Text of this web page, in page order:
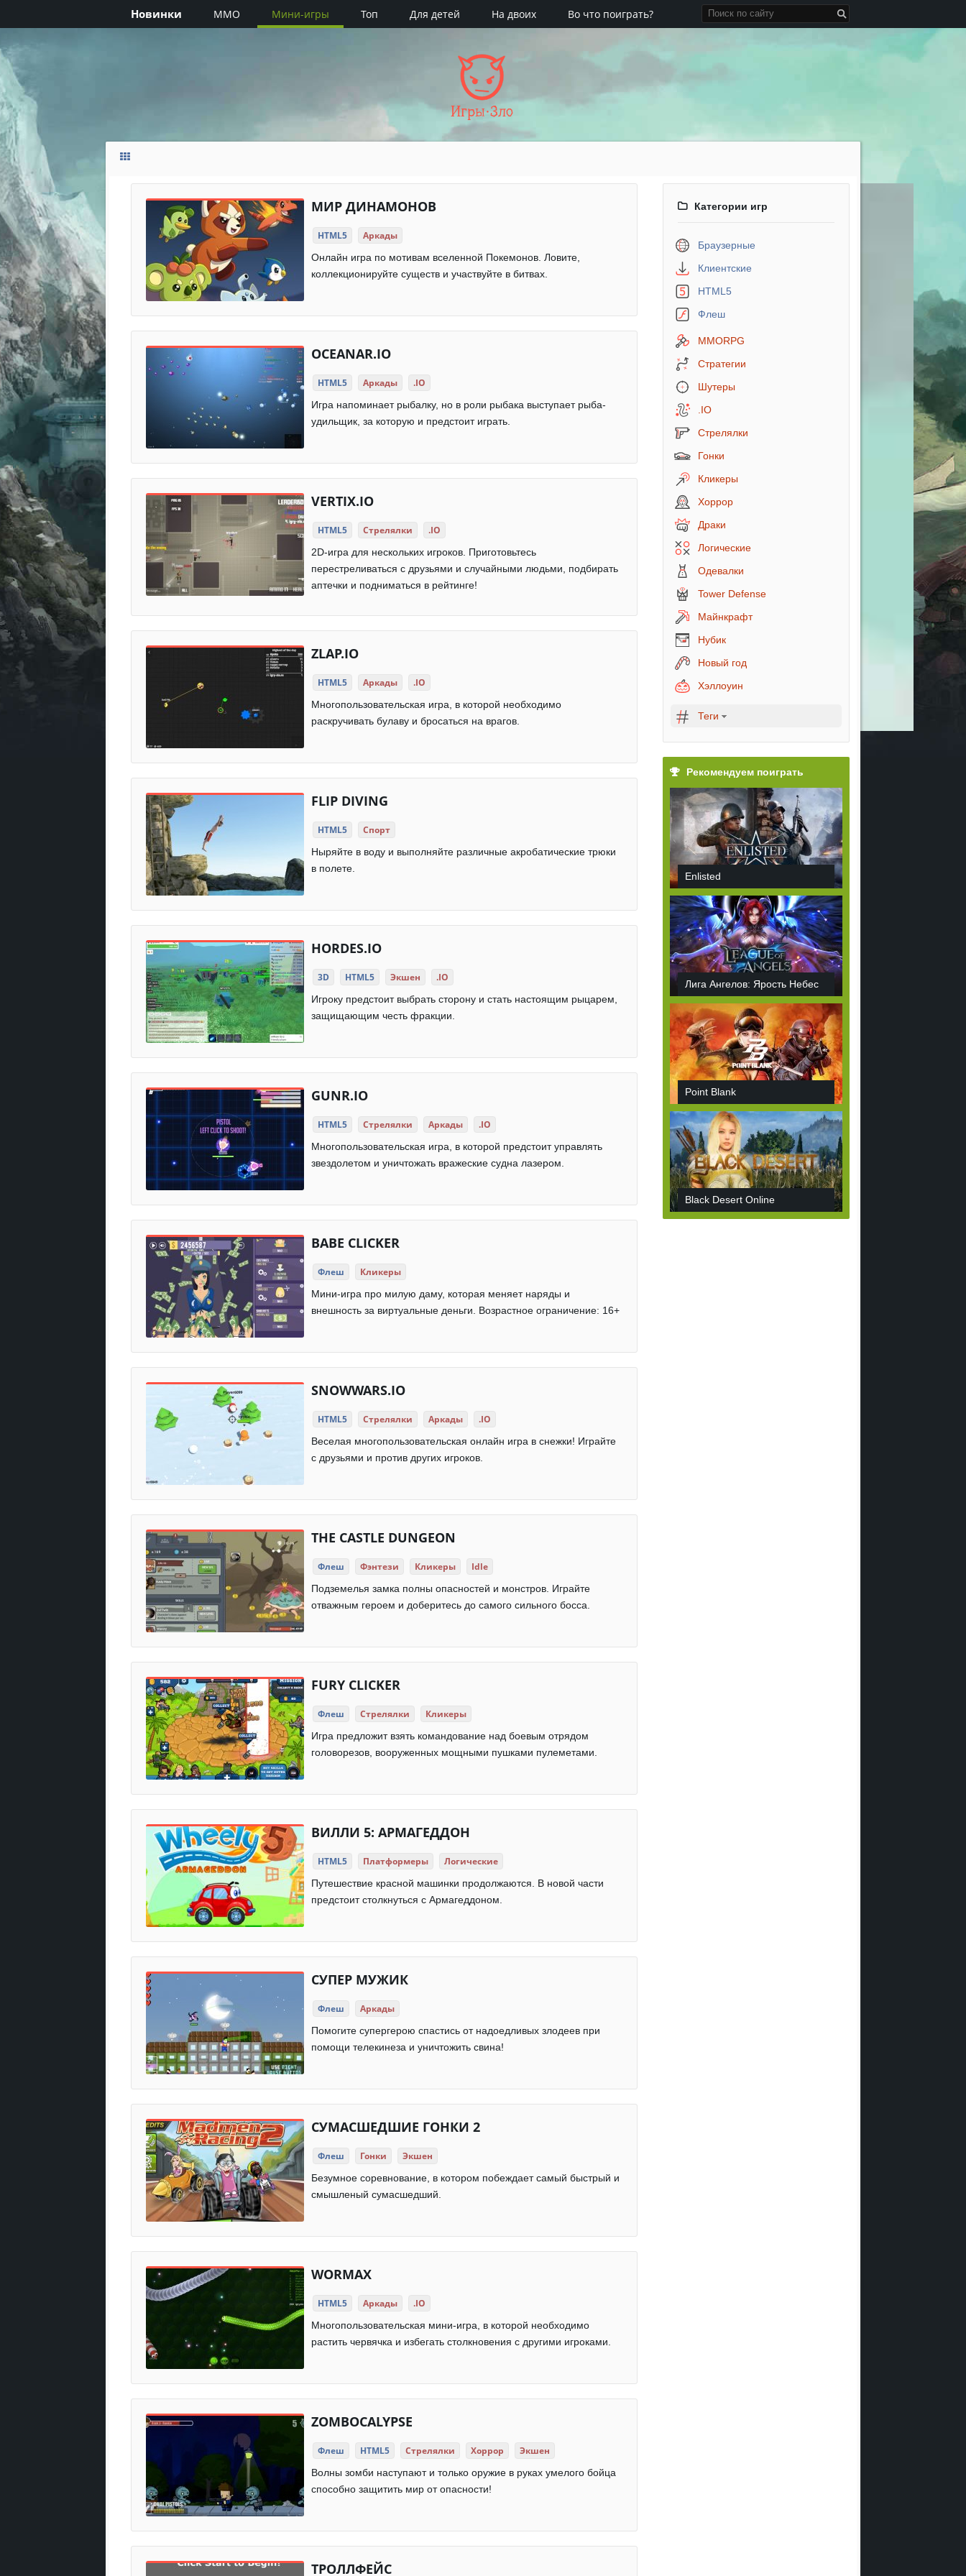
Новинки MMO Мини-игры Топ Для детей На двоих Во что поиграть?
Игры·Зло
МИР ДИНАМОНОВ
HTML5 Аркады
Онлайн игра по мотивам вселенной Покемонов. Ловите,
коллекционируйте существ и участвуйте в битвах.
OCEANAR.IO
HTML5 Аркады .IO
Игра напоминает рыбалку, но в роли рыбака выступает рыба-
удильщик, за которую и предстоит играть.
VERTIX.IO
HTML5 Стрелялки .IO
2D-игра для нескольких игроков. Приготовьтесь
перестреливаться с друзьями и случайными людьми, подбирать
аптечки и подниматься в рейтинге!
ZLAP.IO
HTML5 Аркады .IO
Многопользовательская игра, в которой необходимо
раскручивать булаву и бросаться на врагов.
FLIP DIVING
HTML5 Спорт
Ныряйте в воду и выполняйте различные акробатические трюки
в полете.
HORDES.IO
3D HTML5 Экшен .IO
Игроку предстоит выбрать сторону и стать настоящим рыцарем,
защищающим честь фракции.
GUNR.IO
HTML5 Стрелялки Аркады .IO
Многопользовательская игра, в которой предстоит управлять
звездолетом и уничтожать вражеские судна лазером.
BABE CLICKER
Флеш Кликеры
Мини-игра про милую даму, которая меняет наряды и
внешность за виртуальные деньги. Возрастное ограничение: 16+
SNOWWARS.IO
HTML5 Стрелялки Аркады .IO
Веселая многопользовательская онлайн игра в снежки! Играйте
с друзьями и против других игроков.
THE CASTLE DUNGEON
Флеш Фэнтези Кликеры Idle
Подземелья замка полны опасностей и монстров. Играйте
отважным героем и доберитесь до самого сильного босса.
FURY CLICKER
Флеш Стрелялки Кликеры
Игра предложит взять командование над боевым отрядом
головорезов, вооруженных мощными пушками пулеметами.
ВИЛЛИ 5: АРМАГЕДДОН
HTML5 Платформеры Логические
Путешествие красной машинки продолжаются. В новой части
предстоит столкнуться с Армагеддоном.
СУПЕР МУЖИК
Флеш Аркады
Помогите супергерою спастись от надоедливых злодеев при
помощи телекинеза и уничтожить свина!
СУМАСШЕДШИЕ ГОНКИ 2
Флеш Гонки Экшен
Безумное соревнование, в котором побеждает самый быстрый и
смышленый сумасшедший.
WORMAX
HTML5 Аркады .IO
Многопользовательская мини-игра, в которой необходимо
растить червячка и избегать столкновения с другими игроками.
ZOMBOCALYPSE
Флеш HTML5 Стрелялки Хоррор Экшен
Волны зомби наступают и только оружие в руках умелого бойца
способно защитить мир от опасности!
ТРОЛЛФЕЙС
Категории игр
Браузерные
Клиентские
HTML5
Флеш
MMORPG
Стратегии
Шутеры
.IO
Стрелялки
Гонки
Кликеры
Хоррор
Драки
Логические
Одевалки
Tower Defense
Майнкрафт
Нубик
Новый год
Хэллоуин
Теги
Рекомендуем поиграть
Enlisted
Лига Ангелов: Ярость Небес
Point Blank
Black Desert Online